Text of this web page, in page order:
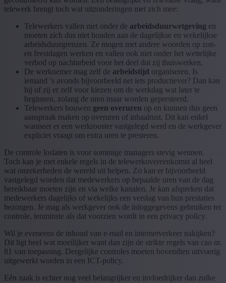
telewerk brengt toch wat uitzonderingen met zich mee:
Telewerkers vallen niet onder de arbeidsduurwetgeving en
moeten zich dus niet houden aan de dagelijkse en wekelijkse
arbeidsduurgrenzen. Ze mogen met andere woorden op zon-
en feestdagen werken en vallen ook niet onder het wettelijke
verbod op nachtarbeid voor het deel dat zij thuiswerken.
De werknemer mag zelf de arbeidstijd organiseren. Is
iemand ’s avonds bijvoorbeeld net iets productiever? Dan kan
hij of zij er zelf voor kiezen om de werkdag wat later te
beginnen, zolang de uren maar worden gepresteerd.
Telewerkers bouwen geen overuren op en kunnen dus geen
aanspraak maken op overuren of inhaalrust. Dit kan enkel
wanneer er een werkrooster vastgelegd werd en de werkgever
expliciet vraagt om extra uren te presteren.
De controle loslaten is voor sommige managers stevig wennen.
Toch kan je met enkele regels in de telewerkovereenkomst al heel
wat onzekerheden de wereld uit helpen. Zo kan er bijvoorbeeld
vastgelegd worden dat medewerkers op bepaalde uren van de dag
bereikbaar moeten zijn en via welke kanalen. Je kan afspreken dat
medewerkers dagelijks of wekelijks een verslag van hun prestaties
bezorgen. Je mag als werkgever ook de inloggegevens gebruiken ter
controle, tenminste als dat voorzien wordt in een privacy policy.
Wil je eveneens de inhoud van e-mail en internetverkeer nakijken?
Dit ligt heel wat moeilijker want dan zijn de strikte regels van cao nr.
81 van toepassing. Dergelijke controles moeten bovendien uitvoerig
uitgewerkt worden in een ICT-policy.
Eén zaak is echter nog veel belangrijker en invloedrijker dan zulke